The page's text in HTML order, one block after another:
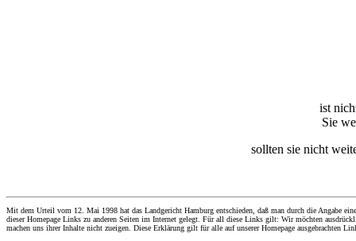
ist
Sie
sollten sie nicht
Mit dem Urteil vom 12. Mai 1998 hat das Landgericht Hamburg entschieden, daß man durch die Angabe
dieser Homepage Links zu anderen Seiten im Internet gelegt. Für all diese Links gilt: Wir möchten
machen uns ihrer Inhalte nicht zueigen. Diese Erklärung gilt für alle auf unserer Homepage ausgebrachten